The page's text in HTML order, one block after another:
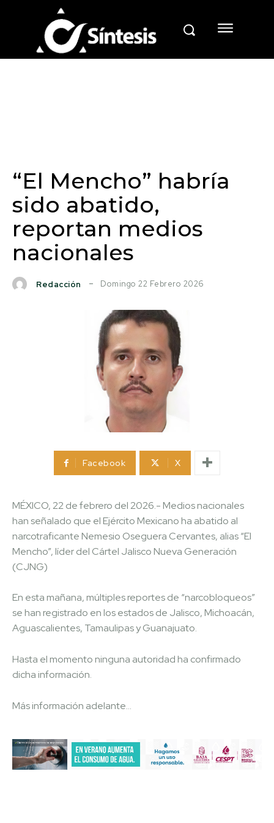
“El Mencho” habría
sido abatido,
reportan medios
nacionales
Redacción Domingo 22 Febrero 2026
Facebook X
MÉXICO, 22 de febrero del 2026.- Medios nacionales
han señalado que el Ejército Mexicano ha abatido al
narcotraficante Nemesio Oseguera Cervantes, alias “El
Mencho”, líder del Cártel Jalisco Nueva Generación
(CJNG)
En esta mañana, múltiples reportes de “narcobloqueos”
se han registrado en los estados de Jalisco, Michoacán,
Aguascalientes, Tamaulipas y Guanajuato.
Hasta el momento ninguna autoridad ha confirmado
dicha información.
Más información adelante…